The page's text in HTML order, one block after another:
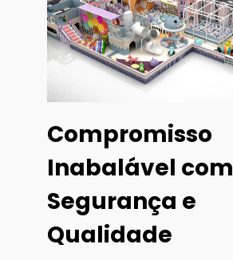
Compromisso
Inabalável com
Segurança e
Qualidade